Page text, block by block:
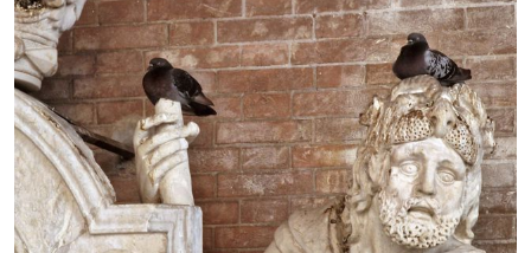
SEZIONI
CERCA